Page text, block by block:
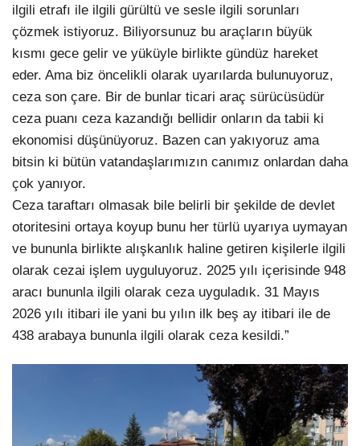
ilgili etrafı ile ilgili gürültü ve sesle ilgili sorunları
çözmek istiyoruz. Biliyorsunuz bu araçların büyük
kısmı gece gelir ve yüküyle birlikte gündüz hareket
eder. Ama biz öncelikli olarak uyarılarda bulunuyoruz,
ceza son çare. Bir de bunlar ticari araç sürücüsüdür
ceza puanı ceza kazandığı bellidir onların da tabii ki
ekonomisi düşünüyoruz. Bazen can yakıyoruz ama
bitsin ki bütün vatandaşlarımızın canımız onlardan daha
çok yanıyor.
Ceza taraftarı olmasak bile belirli bir şekilde de devlet
otoritesini ortaya koyup bunu her türlü uyarıya uymayan
ve bununla birlikte alışkanlık haline getiren kişilerle ilgili
olarak cezai işlem uyguluyoruz. 2025 yılı içerisinde 948
aracı bununla ilgili olarak ceza uyguladık. 31 Mayıs
2026 yılı itibari ile yani bu yılın ilk beş ay itibari ile de
438 arabaya bununla ilgili olarak ceza kesildi.”